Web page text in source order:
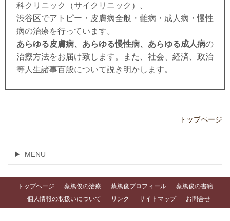
科クリニック
（サイクリニック）、
渋谷区でアトピー・皮膚病全般・難病・成人病・慢性
病の治療を行っています。
あらゆる皮膚病、あらゆる慢性病、あらゆる成人病の
治療方法をお届け致します。また、社会、経済、政治
等人生諸事百般について説き明かします。
トップページ
MENU
トップページ 蔡篤俊の治療 蔡篤俊プロフィール
蔡篤俊の書籍
個人情報の取扱いについて
リンク サイトマップ お問合せ